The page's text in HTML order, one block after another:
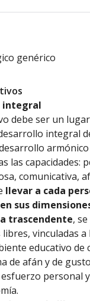
genérico
integral
debe ser un
integral
las capacidades:
comunicativa,
llevar a cada
sus
trascendente,
vinculadas a
educativo de
de afán y de
personal